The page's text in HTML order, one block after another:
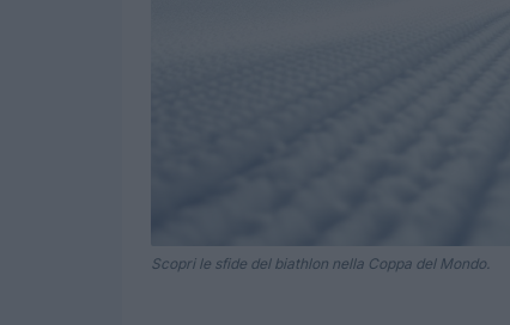
Scopri le sfide del biathlon nella Coppa del Mondo.